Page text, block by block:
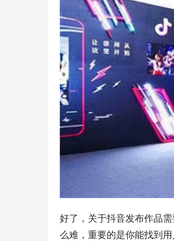
好了，关于抖音发布作品
么难，重要的是你能找到